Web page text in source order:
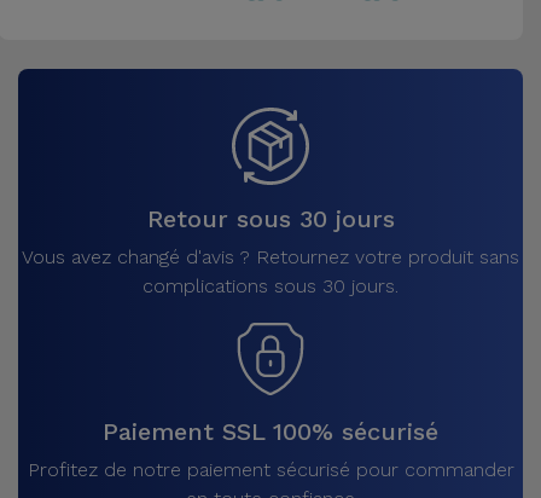
Retour sous 30 jours
Vous avez changé d'avis ? Retournez votre produit sans
complications sous 30 jours.
Paiement SSL 100% sécurisé
Profitez de notre paiement sécurisé pour commander